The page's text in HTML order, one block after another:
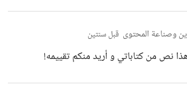
على النص لا أكثر و قد لا يكون صحيحا تماما
بل هو موقع بجوجل!
وصناعة المحتوى قبل سنتين
نص من كتاباتي و أريد منكم تقييمه!